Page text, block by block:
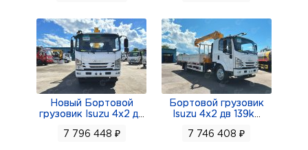
Новый Бортовой
грузовик Isuzu 4x2 д
7 796 448 ₽
Бортовой грузовик
Isuzu 4x2 дв 139k
7 746 408 ₽